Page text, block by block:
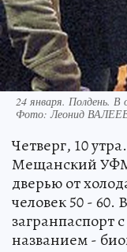
24 января. Полдень. В
Фото:Леонид
Четверг, 10
Мещанский
дверью от
человек 50 -
названием -